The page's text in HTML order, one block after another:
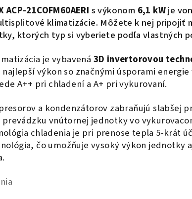
ACP-21COFM60AERI s výkonom 6,1 kWje
klimatizácie. Môžete k nej pripojiť
ktorých typ si vyberiete podľa vlastných
je vybavená 3D invertorovou
výkon so značnými úsporami energie
A++ pri chladení a A+ pri vykurovaní.
a kondenzátorov zabraňujú slabšej
vnútornej jednotky vo
chladenia je pri prenose tepla 5-krát
čo umožňuje vysoký výkon jednotky